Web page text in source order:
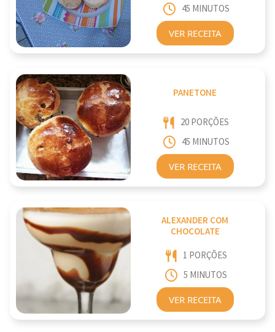
45 MINUTOS
VER RECEITA
PANETONE
20 PORÇÕES
45 MINUTOS
VER RECEITA
ALEXANDER COM
CHOCOLATE
1 PORÇÕES
5 MINUTOS
VER RECEITA